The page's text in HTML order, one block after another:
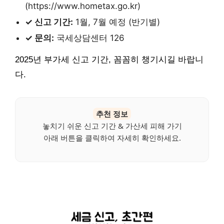
(https://www.hometax.go.kr)
✓ 신고 기간: 1월, 7월 예정 (반기별)
✓ 문의: 국세상담센터 126
2025년 부가세 신고 기간, 꼼꼼히 챙기시길 바랍니
다.
추천 정보
놓치기 쉬운 신고 기간 & 가산세 피해 가기
아래 버튼을 클릭하여 자세히 확인하세요.